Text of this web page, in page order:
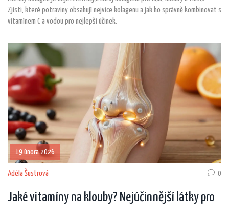
Zjisti, které potraviny obsahují nejvíce kolagenu a jak ho správně kombinovat s
vitamínem C a vodou pro nejlepší účinek.
19 února 2026
Adéla Šustrová 0
Jaké vitamíny na klouby? Nejúčinnější látky pro